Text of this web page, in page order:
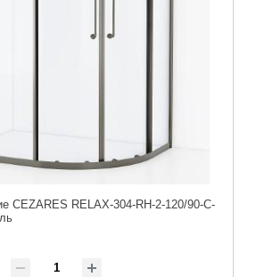
CEZARES RELAX-304-RH-2-120/90-C-